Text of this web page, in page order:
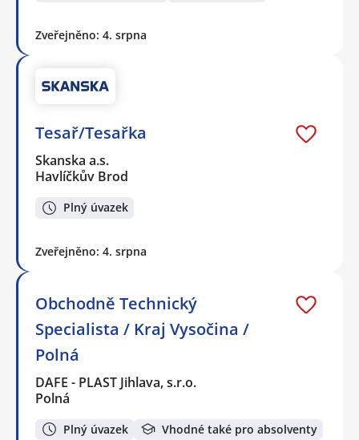
Zveřejněno: 4. srpna
Tesař/Tesařka
Skanska a.s.
Havlíčkův Brod
Plný úvazek
Zveřejněno: 4. srpna
Obchodně Technický
Specialista / Kraj Vysočina /
Polná
DAFE - PLAST Jihlava, s.r.o.
Polná
Plný úvazek Vhodné také pro absolventy